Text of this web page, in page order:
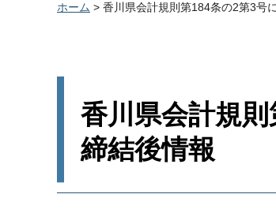
ホーム > 香川県会計規則第184条の2第3号
香川県会計規
締結後情報